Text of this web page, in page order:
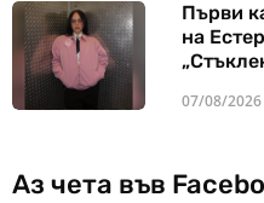
Първи
на
07/08/2026
Аз чета във